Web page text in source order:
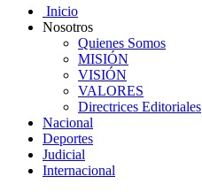
Inicio
Nosotros
Quienes Somos
MISIÓN
VISIÓN
VALORES
Directrices Editoriales
Nacional
Deportes
Judicial
Internacional